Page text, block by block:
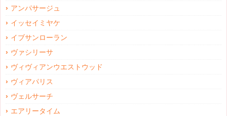
アンパサージュ
イッセイミヤケ
イブサンローラン
ヴァシリーサ
ヴィヴィアンウエストウッド
ヴィアパリス
ヴェルサーチ
エアリータイム